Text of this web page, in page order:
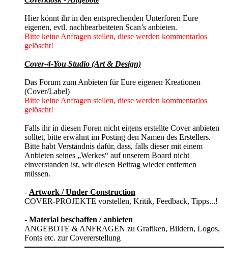
Hier könnt ihr in den entsprechenden Unterforen Eure
eigenen, evtl. nachbearbeiteten Scan’s anbieten.
Bitte keine Anfragen stellen, diese werden kommentarlos
gelöscht!
Cover-4-You Studio (Art & Design)
Das Forum zum Anbieten für Eure eigenen Kreationen
(Cover/Label)
Bitte keine Anfragen stellen, diese werden kommentarlos
gelöscht!
Falls ihr in diesen Foren nicht eigens erstellte Cover anbieten
solltet, bitte erwähnt im Posting den Namen des Erstellers.
Bitte habt Verständnis dafür, dass, falls dieser mit einem
Anbieten seines „Werkes“ auf unserem Board nicht
einverstanden ist, wir diesen Beitrag wieder entfernen
müssen.
- Artwork / Under Construction
COVER-PROJEKTE vorstellen, Kritik, Feedback, Tipps...!
- Material beschaffen / anbieten
ANGEBOTE & ANFRAGEN zu Grafiken, Bildern, Logos,
Fonts etc. zur Covererstellung